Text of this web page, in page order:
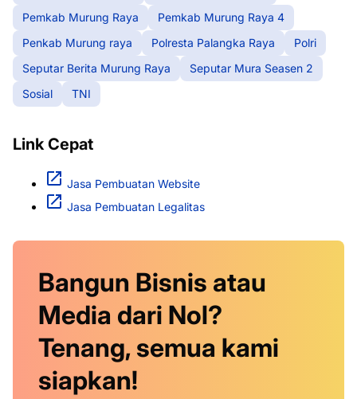
Pemkab Murung Raya
Pemkab Murung Raya 4
Penkab Murung raya
Polresta Palangka Raya
Polri
Seputar Berita Murung Raya
Seputar Mura Seasen 2
Sosial
TNI
Link Cepat
Jasa Pembuatan Website
Jasa Pembuatan Legalitas
Bangun Bisnis atau
Media dari Nol?
Tenang, semua kami
siapkan!